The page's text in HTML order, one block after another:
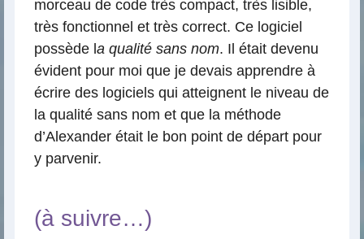
morceau de code très compact, très lisible,
très fonctionnel et très correct. Ce logiciel
possède l a qualité sans nom. Il était devenu
évident pour moi que je devais apprendre à
écrire des logiciels qui atteignent le niveau de
la qualité sans nom et que la méthode
d’Alexander était le bon point de départ pour
y parvenir.
(à suivre…)